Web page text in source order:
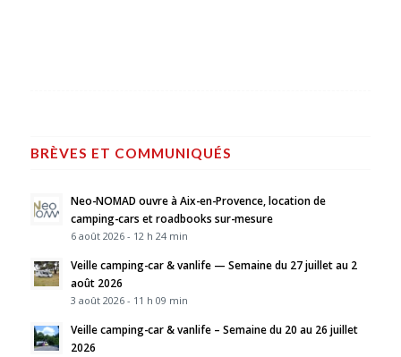
BRÈVES ET COMMUNIQUÉS
Neo-NOMAD ouvre à Aix-en-Provence, location de
camping-cars et roadbooks sur-mesure
6 août 2026 - 12 h 24 min
Veille camping-car & vanlife — Semaine du 27 juillet au 2
août 2026
3 août 2026 - 11 h 09 min
Veille camping-car & vanlife – Semaine du 20 au 26 juillet
2026